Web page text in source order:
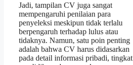
Jadi, tampilan CV juga sangat
mempengaruhi penilaian para
penyeleksi meskipun tidak terlalu
berpengaruh terhadap lulus atau
tidaknya. Namun, satu poin penting
adalah bahwa CV harus didasarkan
pada detail informasi pribadi, tingkat